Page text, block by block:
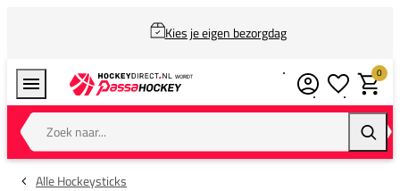
Kies je eigen bezorgdag
Zoek naar...
0
Alle Hockeysticks